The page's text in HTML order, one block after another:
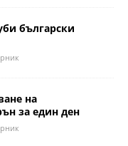
български
на
за един ден